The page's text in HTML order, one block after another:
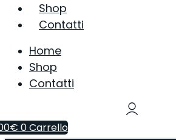
Shop
Contatti
Home
Shop
Contatti
€ 0Carrello